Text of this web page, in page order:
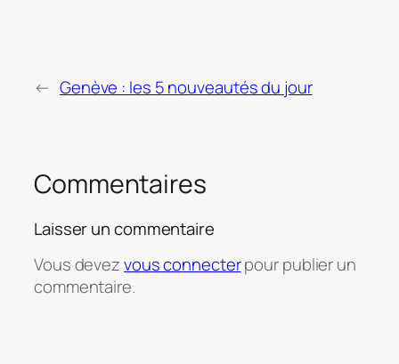
← Genève : les 5 nouveautés du jour
Commentaires
Laisser un commentaire
Vous devezvous connecterpour publier un
commentaire.